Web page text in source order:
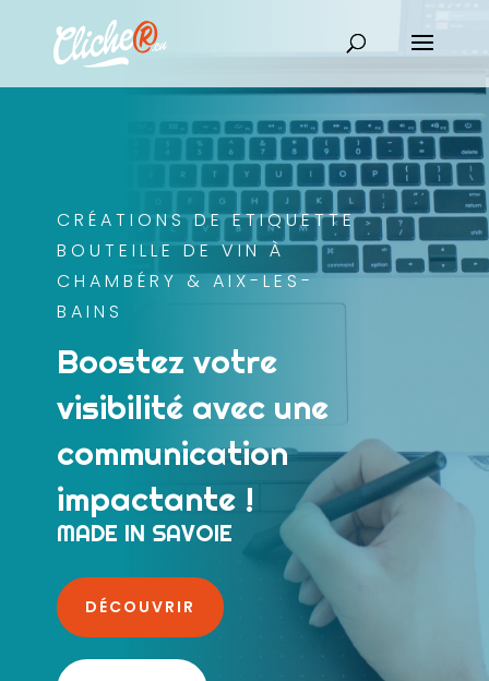
CRÉATIONS DE ETIQUETTE
BOUTEILLE DE VIN À
CHAMBÉRY & AIX-LES-
BAINS
Boostez votre
visibilité avec une
communication
impactante !
MADE IN SAVOIE
DÉCOUVRIR